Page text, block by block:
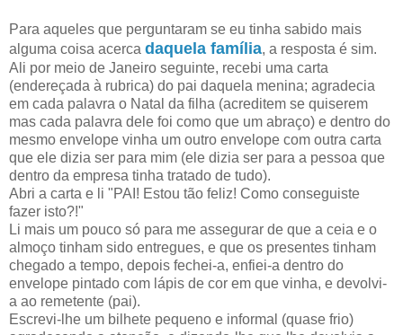
Para aqueles que perguntaram se eu tinha sabido mais
alguma coisa acerca daquela família, a resposta é sim.
Ali por meio de Janeiro seguinte, recebi uma carta
(endereçada à rubrica) do pai daquela menina; agradecia
em cada palavra o Natal da filha (acreditem se quiserem
mas cada palavra dele foi como que um abraço) e dentro do
mesmo envelope vinha um outro envelope com outra carta
que ele dizia ser para mim (ele dizia ser para a pessoa que
dentro da empresa tinha tratado de tudo).
Abri a carta e li "PAI! Estou tão feliz! Como conseguiste
fazer isto?!"
Li mais um pouco só para me assegurar de que a ceia e o
almoço tinham sido entregues, e que os presentes tinham
chegado a tempo, depois fechei-a, enfiei-a dentro do
envelope pintado com lápis de cor em que vinha, e devolvi-
a ao remetente (pai).
Escrevi-lhe um bilhete pequeno e informal (quase frio)